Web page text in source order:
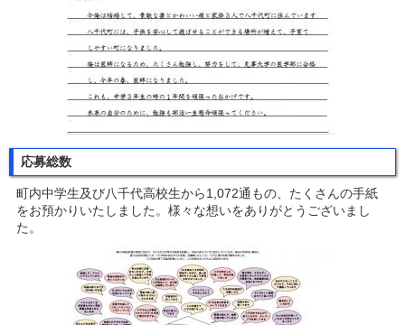
応募総数
町内中学生及び八千代高校生から1,072通もの、たくさんの手紙
をお預かりいたしました。様々な想いをありがとうございまし
た。